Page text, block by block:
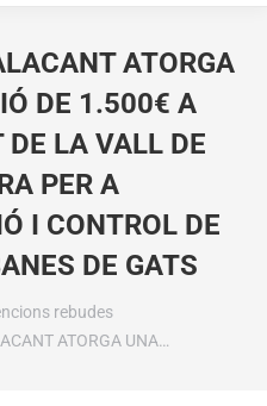
ATORGA
DE 1.500€ A
DE LA VALL DE
PER A
I CONTROL DE
DE GATS
rebudes
ATORGA UNA…